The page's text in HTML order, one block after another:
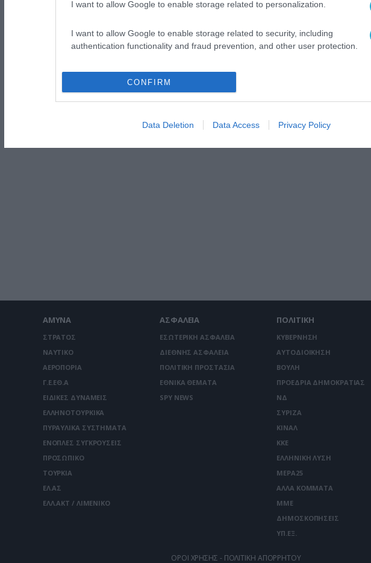
I want to allow Google to enable storage related to personalization.
I want to allow Google to enable storage related to security, including
authentication functionality and fraud prevention, and other user protection.
CONFIRM
Data Deletion Data Access Privacy Policy
ΑΜΥΝΑ
ΣΤΡΑΤΟΣ
ΝΑΥΤΙΚΟ
ΑΕΡΟΠΟΡΙΑ
Γ.Ε.ΕΘ.Α
ΕΙΔΙΚΕΣ ΔΥΝΑΜΕΙΣ
ΕΛΛΗΝΟΤΟΥΡΚΙΚΑ
ΠΥΡΑΥΛΙΚΑ ΣΥΣΤΗΜΑΤΑ
ΕΝΟΠΛΕΣ ΣΥΓΚΡΟΥΣΕΙΣ
ΠΡΟΣΩΠΙΚΟ
ΤΟΥΡΚΙΑ
ΕΛ.ΑΣ
ΕΛΛ.ΑΚΤ / ΛΙΜΕΝΙΚΟ
ΑΣΦΑΛΕΙΑ
ΕΣΩΤΕΡΙΚΗ ΑΣΦΑΛΕΙΑ
ΔΙΕΘΝΗΣ ΑΣΦΑΛΕΙΑ
ΠΟΛΙΤΙΚΗ ΠΡΟΣΤΑΣΙΑ
ΕΘΝΙΚΑ ΘΕΜΑΤΑ
SPY NEWS
ΠΟΛΙΤΙΚΗ
ΚΥΒΕΡΝΗΣΗ
ΑΥΤΟΔΙΟΙΚΗΣΗ
ΒΟΥΛΗ
ΠΡΟΕΔΡΙΑ ΔΗΜΟΚΡΑΤΙΑΣ
ΝΔ
ΣΥΡΙΖΑ
ΚΙΝΑΛ
ΚΚΕ
ΕΛΛΗΝΙΚΗ ΛΥΣΗ
ΜΕΡΑ25
ΑΛΛΑ ΚΟΜΜΑΤΑ
ΜΜΕ
ΔΗΜΟΣΚΟΠΗΣΕΙΣ
ΥΠ.ΕΞ.
ΟΡΟΙ ΧΡΗΣΗΣ - ΠΟΛΙΤΙΚΗ ΑΠΟΡΡΗΤΟΥ